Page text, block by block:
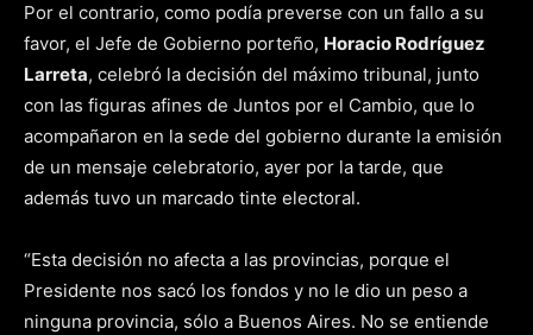
Por el contrario, como podía preverse con un fallo a su
favor, el Jefe de Gobierno porteño, Horacio Rodríguez
Larreta, celebró la decisión del máximo tribunal, junto
con las figuras afines de Juntos por el Cambio, que lo
acompañaron en la sede del gobierno durante la emisión
de un mensaje celebratorio, ayer por la tarde, que
además tuvo un marcado tinte electoral.
“Esta decisión no afecta a las provincias, porque el
Presidente nos sacó los fondos y no le dio un peso a
ninguna provincia, sólo a Buenos Aires. No se entiende